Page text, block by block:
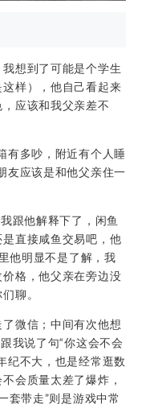
想到了可能是个学生
样），他自己看起来
应该和我父亲差不
有多吵，附近有个人睡
友应该是和他父亲住一
跟他解释下了，闲鱼
直接咸鱼交易吧，他
他明显不是了解，我
格，他父亲在旁边没
聊。
微信；中间有次他想
我说了句“你这会不会
纪不大，也是经常逛数
会质量太差了爆炸，
套带走”则是游戏中常